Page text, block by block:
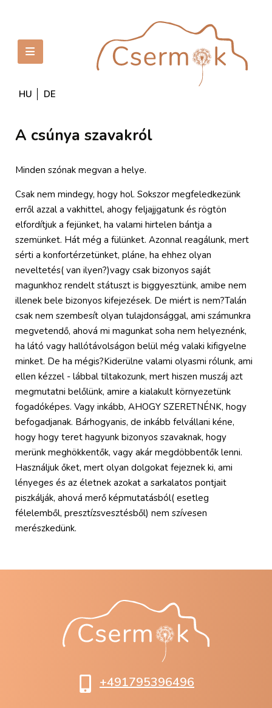
HU DE
A csúnya szavakról
Minden szónak megvan a helye.
Csak nem mindegy, hogy hol. Sokszor megfeledkezünk
erről azzal a vakhittel, ahogy feljajjgatunk és rögtön
elfordítjuk a fejünket, ha valami hirtelen bántja a
szemünket. Hát még a fülünket. Azonnal reagálunk, mert
sérti a konfortérzetünket, pláne, ha ehhez olyan
neveltetés( van ilyen?)vagy csak bizonyos saját
magunkhoz rendelt státuszt is biggyesztünk, amibe nem
illenek bele bizonyos kifejezések. De miért is nem?Talán
csak nem szembesít olyan tulajdonsággal, ami számunkra
megvetendő, ahová mi magunkat soha nem helyeznénk,
ha látó vagy hallótávolságon belül még valaki kifigyelne
minket. De ha mégis?Kiderülne valami olyasmi rólunk, ami
ellen kézzel - lábbal tiltakozunk, mert hiszen muszáj azt
megmutatni belőlünk, amire a kialakult környezetünk
fogadóképes. Vagy inkább, AHOGY SZERETNÉNK, hogy
befogadjanak. Bárhogyanis, de inkább felvállani kéne,
hogy hogy teret hagyunk bizonyos szavaknak, hogy
merünk meghökkentők, vagy akár megdöbbentők lenni.
Használjuk őket, mert olyan dolgokat fejeznek ki, ami
lényeges és az életnek azokat a sarkalatos pontjait
piszkálják, ahová merő képmutatásból( esetleg
félelemből, presztízsvesztésből) nem szívesen
merészkedünk.
+491795396496